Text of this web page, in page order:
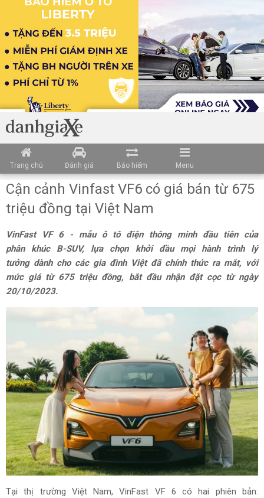
Trang chủ Đánh giá Bảo hiểm Menu
Cận cảnh Vinfast VF6 có giá bán từ 675
triệu đồng tại Việt Nam
VinFast VF 6 - mẫu ô tô điện thông minh đầu tiên của
phân khúc B-SUV, lựa chọn khởi đầu mọi hành trình lý
tưởng dành cho các gia đình Việt đã chính thức ra mắt, với
mức giá từ 675 triệu đồng, bắt đầu nhận đặt cọc từ ngày
20/10/2023.
Tại thị trường Việt Nam, VinFast VF 6 có hai phiên bản: